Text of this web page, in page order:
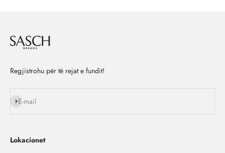
Regjistrohu për të rejat e fundit!
E-mail
Na ndiq
Lokacionet